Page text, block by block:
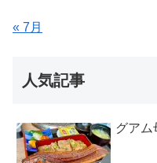
« 7月
人気記事
グアム